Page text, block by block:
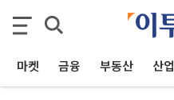
마켓 금융 부동산 산업